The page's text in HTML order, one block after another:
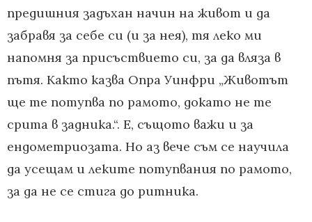
предишния задъхан начин на живот и да
забравя за себе си (и за нея), тя леко ми
напомня за присъствието си, за да вляза в
пътя. Както казва Опра Уинфри „Животът
ще те потупва по рамото, докато не те
срита в задника.“. Е, същото важи и за
ендометриозата. Но аз вече съм се научила
да усещам и леките потупвания по рамото,
за да не се стига до ритника.